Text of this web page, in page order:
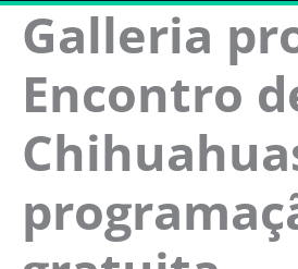
Galleria
Encontro